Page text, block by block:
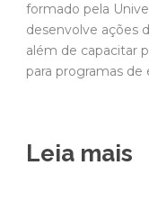
formado pela
desenvolve ações
além de capacitar
para programas
Leia mais